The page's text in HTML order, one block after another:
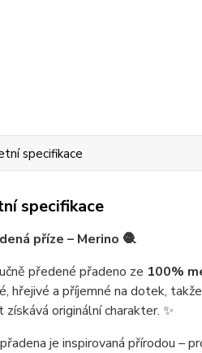
specifikace
specifikace
příze – Merino 🧶
předené přadeno ze 100%
hřejivé a příjemné na dotek,
originální charakter. ✨
je inspirovaná přírodou –